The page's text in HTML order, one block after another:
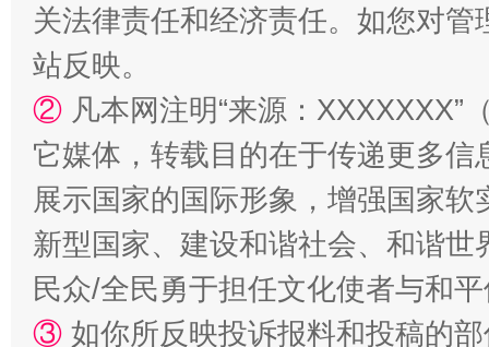
国家大学科技园优化重塑工作
关法律责任和经济责任。如您对
站反映。
② 凡本网注明“来源：
它媒体，转载目的在于传递更多
展示国家的国际形象，增强国家
新型国家、建设和谐社会、和谐
民众/全民勇于担任文化使者与和
③ 如你所反映投诉报料和投稿的